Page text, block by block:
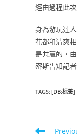
經由過程此
身為游玩達
花都和清爽
是共贏的，
密斯告知記者
TAGS: [DB:标签]
Read